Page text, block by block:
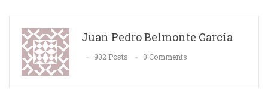
Juan Pedro Belmonte García
902 Posts 0 Comments